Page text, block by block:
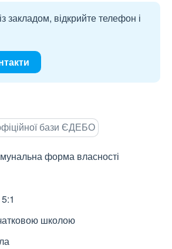
закладом, відкрийте телефон і
бази ЄДЕБО
форма власності
школою